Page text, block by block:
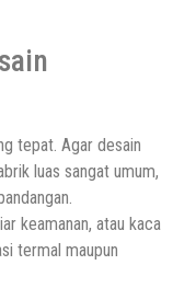
tepat. Agar desain
luas sangat umum,
keamanan, atau kaca
termal maupun